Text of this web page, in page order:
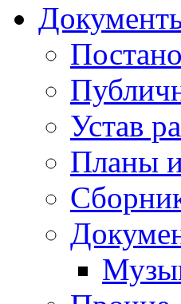
Устав
Планы